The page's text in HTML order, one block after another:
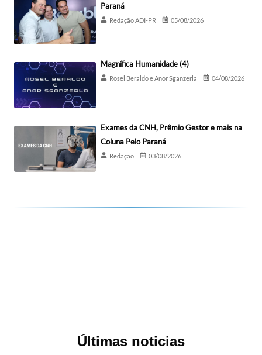
Paraná
Redação ADI-PR 05/08/2026
Magnífica Humanidade (4)
Rosel Beraldo e Anor Sganzerla 04/08/2026
Exames da CNH, Prêmio Gestor e mais na
Coluna Pelo Paraná
Redação 03/08/2026
Últimas noticias